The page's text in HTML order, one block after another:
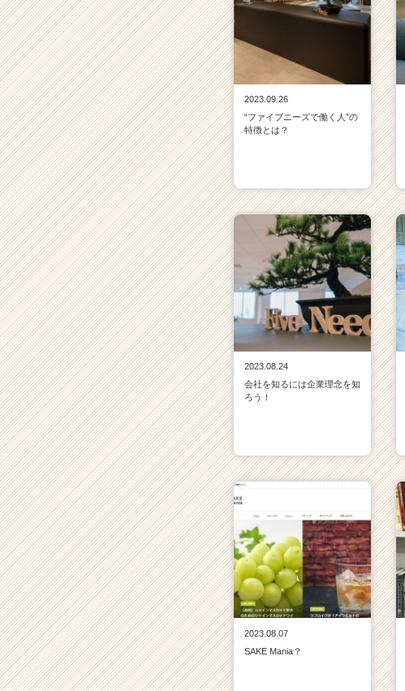
2023.09.26
“ファイブニーズで働く人”の
特徴とは？
2023.08.24
会社を知るには企業理念を知
ろう！
2023.08.07
SAKE Mania？